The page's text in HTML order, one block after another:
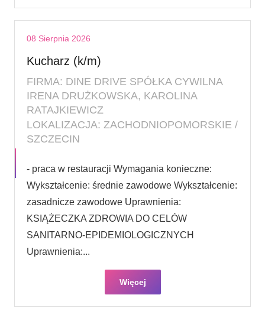
08 Sierpnia 2026
Kucharz (k/m)
FIRMA: DINE DRIVE SPÓŁKA CYWILNA
IRENA DRUŻKOWSKA, KAROLINA
RATAJKIEWICZ
LOKALIZACJA: ZACHODNIOPOMORSKIE /
SZCZECIN
- praca w restauracji Wymagania konieczne:
Wykształcenie: średnie zawodowe Wykształcenie:
zasadnicze zawodowe Uprawnienia:
KSIĄŻECZKA ZDROWIA DO CELÓW
SANITARNO-EPIDEMIOLOGICZNYCH
Uprawnienia:...
Więcej